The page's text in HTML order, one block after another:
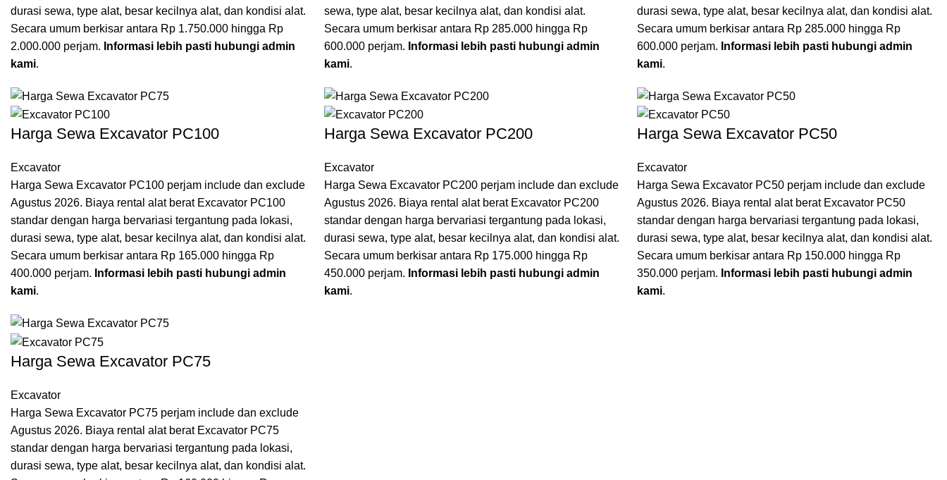
durasi sewa, type alat, besar kecilnya alat, dan kondisi alat.
Secara umum berkisar antara Rp 1.750.000 hingga Rp
2.000.000 perjam. Informasi lebih pasti hubungi admin
kami.
sewa, type alat, besar kecilnya alat, dan kondisi alat.
Secara umum berkisar antara Rp 285.000 hingga Rp
600.000 perjam. Informasi lebih pasti hubungi admin
kami.
durasi sewa, type alat, besar kecilnya alat, dan kondisi alat.
Secara umum berkisar antara Rp 285.000 hingga Rp
600.000 perjam. Informasi lebih pasti hubungi admin
kami.
Harga Sewa Excavator PC100
Excavator
Harga Sewa Excavator PC100 perjam include dan exclude
Agustus 2026. Biaya rental alat berat Excavator PC100
standar dengan harga bervariasi tergantung pada lokasi,
durasi sewa, type alat, besar kecilnya alat, dan kondisi alat.
Secara umum berkisar antara Rp 165.000 hingga Rp
400.000 perjam. Informasi lebih pasti hubungi admin
kami.
Harga Sewa Excavator PC200
Excavator
Harga Sewa Excavator PC200 perjam include dan exclude
Agustus 2026. Biaya rental alat berat Excavator PC200
standar dengan harga bervariasi tergantung pada lokasi,
durasi sewa, type alat, besar kecilnya alat, dan kondisi alat.
Secara umum berkisar antara Rp 175.000 hingga Rp
450.000 perjam. Informasi lebih pasti hubungi admin
kami.
Harga Sewa Excavator PC50
Excavator
Harga Sewa Excavator PC50 perjam include dan exclude
Agustus 2026. Biaya rental alat berat Excavator PC50
standar dengan harga bervariasi tergantung pada lokasi,
durasi sewa, type alat, besar kecilnya alat, dan kondisi alat.
Secara umum berkisar antara Rp 150.000 hingga Rp
350.000 perjam. Informasi lebih pasti hubungi admin
kami.
Harga Sewa Excavator PC75
Excavator
Harga Sewa Excavator PC75 perjam include dan exclude
Agustus 2026. Biaya rental alat berat Excavator PC75
standar dengan harga bervariasi tergantung pada lokasi,
durasi sewa, type alat, besar kecilnya alat, dan kondisi alat.